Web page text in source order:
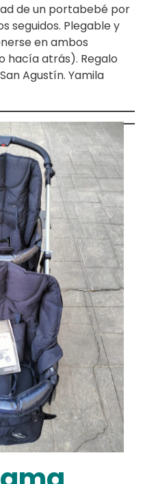
de un portabebé por
seguidos. Plegable y
en ambos
hacía atrás). Regalo
Agustín. Yamila